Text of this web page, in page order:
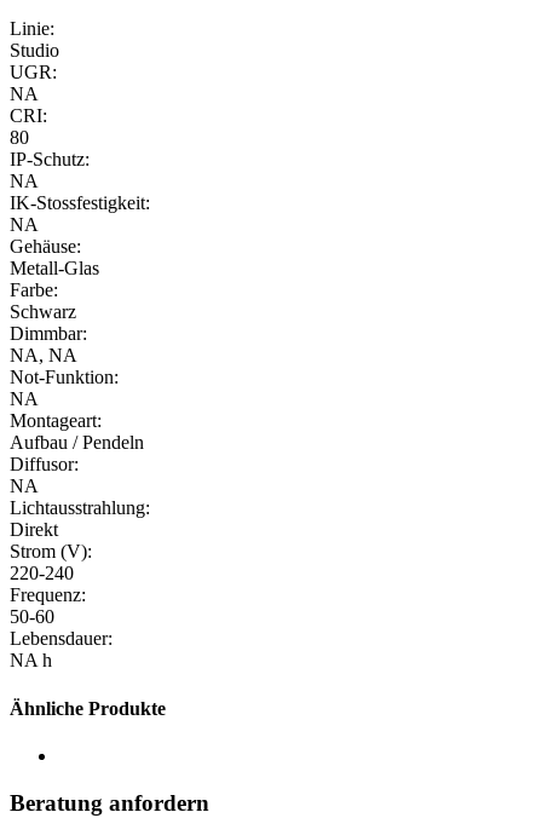
Linie:
Studio
UGR:
NA
CRI:
80
IP-Schutz:
NA
IK-Stossfestigkeit:
NA
Gehäuse:
Metall-Glas
Farbe:
Schwarz
Dimmbar:
NA, NA
Not-Funktion:
NA
Montageart:
Aufbau / Pendeln
Diffusor:
NA
Lichtausstrahlung:
Direkt
Strom (V):
220-240
Frequenz:
50-60
Lebensdauer:
NA h
Ähnliche Produkte
Beratung anfordern